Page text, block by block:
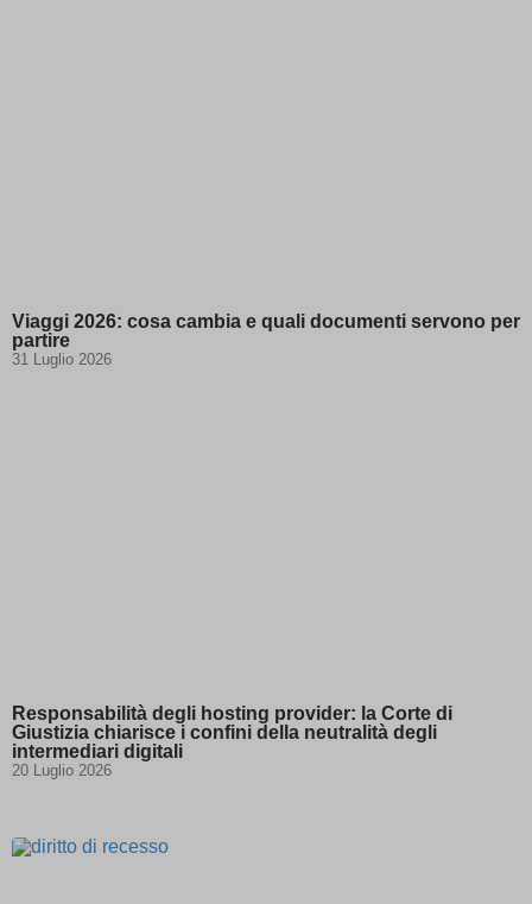
Viaggi 2026: cosa cambia e quali documenti servono per
partire
31 Luglio 2026
Responsabilità degli hosting provider: la Corte di
Giustizia chiarisce i confini della neutralità degli
intermediari digitali
20 Luglio 2026